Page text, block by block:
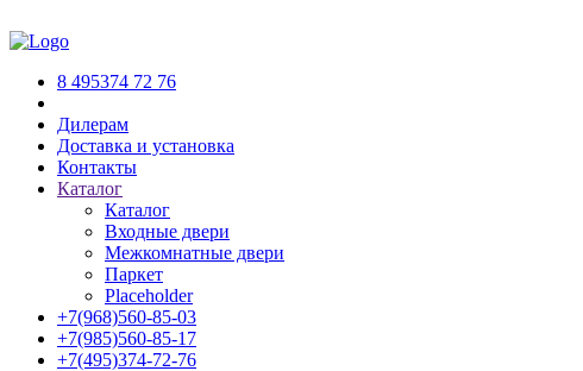
8 495374 72 76
Дилерам
Доставка и установка
Контакты
Каталог
Каталог
Входные двери
Межкомнатные двери
Паркет
Placeholder
+7(968)560-85-03
+7(985)560-85-17
+7(495)374-72-76